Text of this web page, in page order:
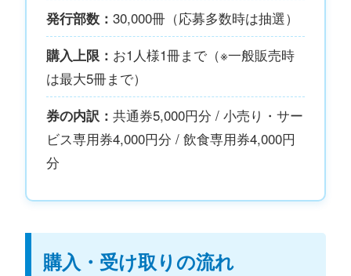
発行部数： 30,000冊（応募多数時は抽選）
購入上限： お1人様1冊まで（※一般販売時
は最大5冊まで）
券の内訳： 共通券5,000円分 / 小売り・サー
ビス専用券4,000円分 / 飲食専用券4,000円
分
購入・受け取りの流れ